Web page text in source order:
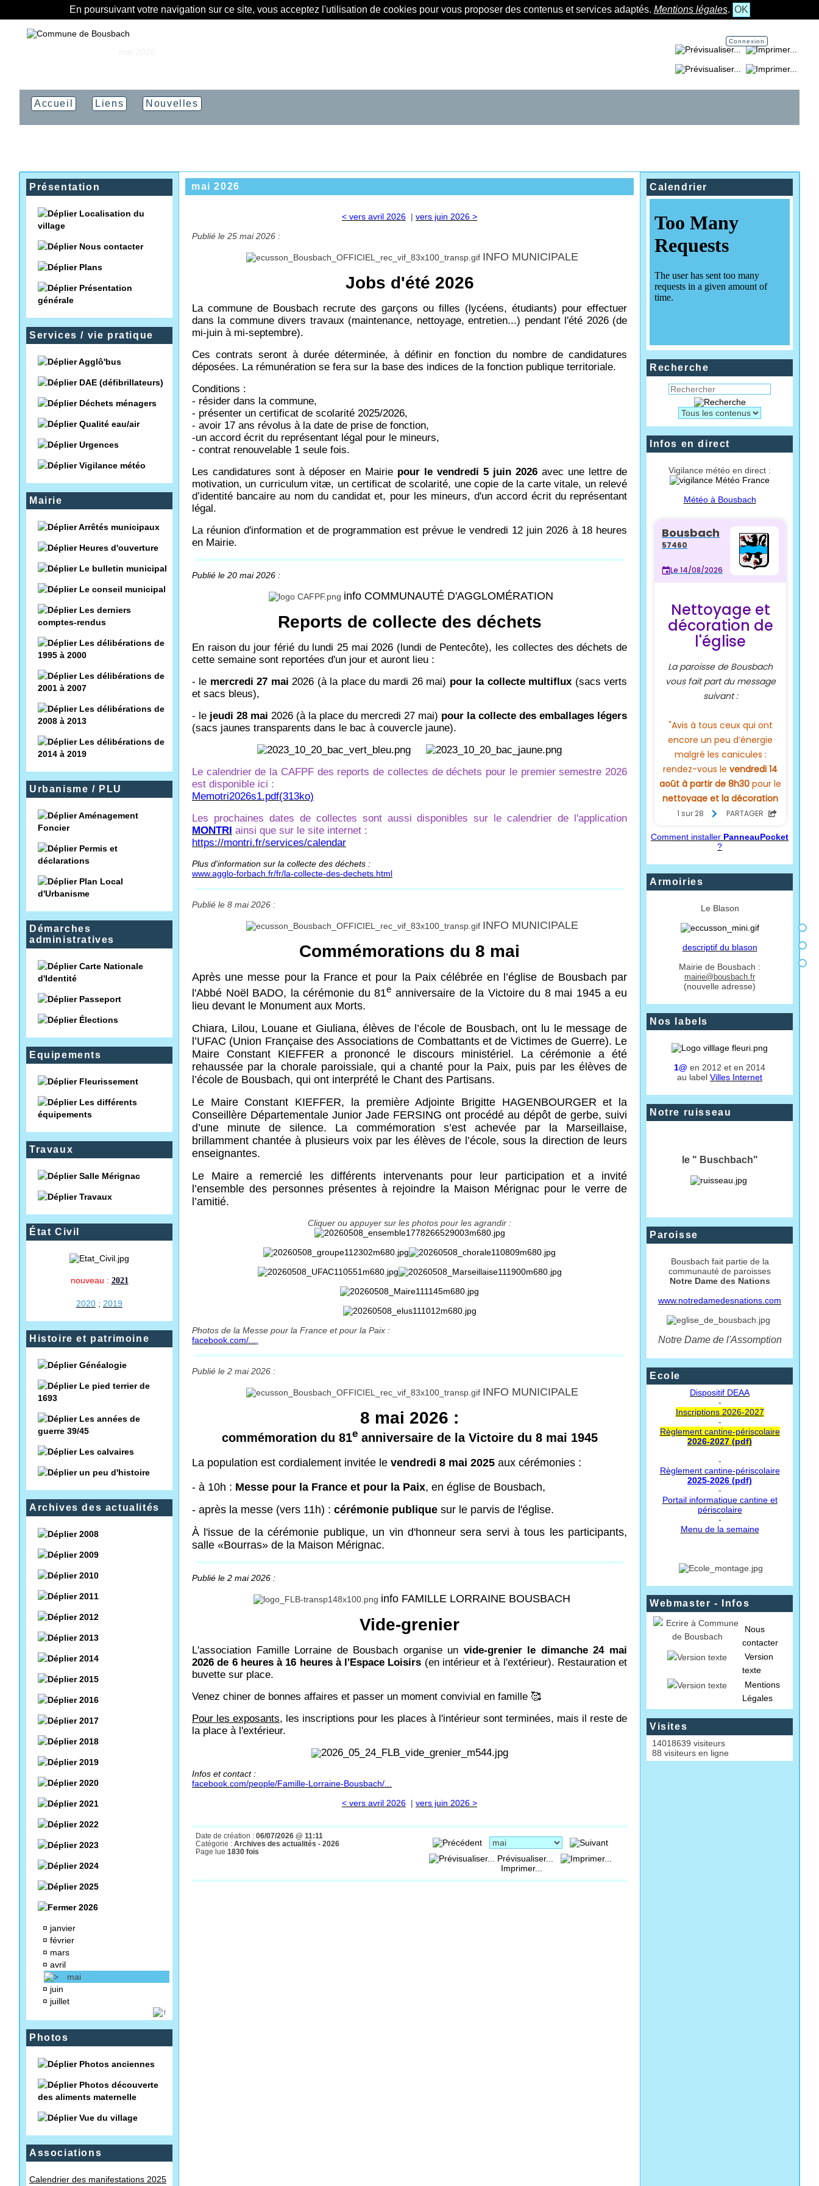
En poursuivant votre navigation sur ce site, vous acceptez l'utilisation de cookies pour vous proposer des contenus et services adaptés. Mentions légales. OK
Connexion
Accueil Liens Nouvelles
Présentation
Localisation du
village
Nous contacter
Plans
Présentation
générale
Services / vie pratique
Agglô'bus
DAE (défibrillateurs)
Déchets ménagers
Qualité eau/air
Urgences
Vigilance météo
Mairie
Arrêtés municipaux
Heures d'ouverture
Le bulletin municipal
Le conseil municipal
Les derniers
comptes-rendus
Les délibérations de
1995 à 2000
Les délibérations de
2001 à 2007
Les délibérations de
2008 à 2013
Les délibérations de
2014 à 2019
Urbanisme / PLU
Aménagement
Foncier
Permis et
déclarations
Plan Local
d'Urbanisme
Démarches
administratives
Carte Nationale
d'Identité
Passeport
Élections
Equipements
Fleurissement
Les différents
équipements
Travaux
Salle Mérignac
Travaux
État Civil
nouveau : 2021
2020 ; 2019
Histoire et patrimoine
Généalogie
Le pied terrier de
1693
Les années de
guerre 39/45
Les calvaires
un peu d'histoire
Archives des actualités
2008
2009
2010
2011
2012
2013
2014
2015
2016
2017
2018
2019
2020
2021
2022
2023
2024
2025
2026
¤ janvier
¤ février
¤ mars
¤ avril
mai
¤ juin
¤ juillet
Photos
Photos anciennes
Photos découverte
des aliments maternelle
Vue du village
Associations
Calendrier des manifestations 2025
mai 2026
< vers avril 2026 | vers juin 2026 >
Publié le 25 mai 2026 :
INFO MUNICIPALE
Jobs d'été 2026
La commune de Bousbach recrute des garçons ou filles (lycéens, étudiants) pour effectuer
dans la commune divers travaux (maintenance, nettoyage, entretien...) pendant l'été 2026 (de
mi-juin à mi-septembre).
Ces contrats seront à durée déterminée, à définir en fonction du nombre de candidatures
déposées. La rémunération se fera sur la base des indices de la fonction publique territoriale.
Conditions :
- résider dans la commune,
- présenter un certificat de scolarité 2025/2026,
- avoir 17 ans révolus à la date de prise de fonction,
-un accord écrit du représentant légal pour le mineurs,
- contrat renouvelable 1 seule fois.
Les candidatures sont à déposer en Mairie pour le vendredi 5 juin 2026 avec une lettre de
motivation, un curriculum vitæ, un certificat de scolarité, une copie de la carte vitale, un relevé
d’identité bancaire au nom du candidat et, pour les mineurs, d'un accord écrit du représentant
légal.
La réunion d'information et de programmation est prévue le vendredi 12 juin 2026 à 18 heures
en Mairie.
Publié le 20 mai 2026 :
info COMMUNAUTÉ D'AGGLOMÉRATION
Reports de collecte des déchets
En raison du jour férié du lundi 25 mai 2026 (lundi de Pentecôte), les collectes des déchets de
cette semaine sont reportées d'un jour et auront lieu :
- le mercredi 27 mai 2026 (à la place du mardi 26 mai) pour la collecte multiflux (sacs verts
et sacs bleus),
- le jeudi 28 mai 2026 (à la place du mercredi 27 mai) pour la collecte des emballages légers
(sacs jaunes transparents dans le bac à couvercle jaune).
Le calendrier de la CAFPF des reports de collectes de déchets pour le premier semestre 2026
est disponible ici :
Memotri2026s1.pdf(313ko)
Les prochaines dates de collectes sont aussi disponibles sur le calendrier de l'application
MONTRI ainsi que sur le site internet :
https://montri.fr/services/calendar
Plus d'information sur la collecte des déchets :
www.agglo-forbach.fr/fr/la-collecte-des-dechets.html
Publié le 8 mai 2026 :
INFO MUNICIPALE
Commémorations du 8 mai
Après une messe pour la France et pour la Paix célébrée en l’église de Bousbach par
l'Abbé Noël BADO, la cérémonie du 81e anniversaire de la Victoire du 8 mai 1945 a eu
lieu devant le Monument aux Morts.
Chiara, Lilou, Louane et Giuliana, élèves de l’école de Bousbach, ont lu le message de
l’UFAC (Union Française des Associations de Combattants et de Victimes de Guerre). Le
Maire Constant KIEFFER a prononcé le discours ministériel. La cérémonie a été
rehaussée par la chorale paroissiale, qui a chanté pour la Paix, puis par les élèves de
l’école de Bousbach, qui ont interprété le Chant des Partisans.
Le Maire Constant KIEFFER, la première Adjointe Brigitte HAGENBOURGER et la
Conseillère Départementale Junior Jade FERSING ont procédé au dépôt de gerbe, suivi
d’une minute de silence. La commémoration s’est achevée par la Marseillaise,
brillamment chantée à plusieurs voix par les élèves de l’école, sous la direction de leurs
enseignantes.
Le Maire a remercié les différents intervenants pour leur participation et a invité
l’ensemble des personnes présentes à rejoindre la Maison Mérignac pour le verre de
l’amitié.
Cliquer ou appuyer sur les photos pour les agrandir :
Photos de la Messe pour la France et pour la Paix :
facebook.com/...
Publié le 2 mai 2026 :
INFO MUNICIPALE
8 mai 2026 :
commémoration du 81eanniversaire de la Victoire du 8 mai 1945
La population est cordialement invitée le vendredi 8 mai 2025 aux cérémonies :
- à 10h : Messe pour la France et pour la Paix, en église de Bousbach,
- après la messe (vers 11h) : cérémonie publique sur le parvis de l'église.
À l'issue de la cérémonie publique, un vin d'honneur sera servi à tous les participants,
salle «Bourras» de la Maison Mérignac.
Publié le 2 mai 2026 :
info FAMILLE LORRAINE BOUSBACH
Vide-grenier
L'association Famille Lorraine de Bousbach organise un vide-grenier le dimanche 24 mai
2026 de 6 heures à 16 heures à l'Espace Loisirs (en intérieur et à l'extérieur). Restauration et
buvette sur place.
Venez chiner de bonnes affaires et passer un moment convivial en famille 🥰
Pour les exposants, les inscriptions pour les places à l'intérieur sont terminées, mais il reste de
la place à l'extérieur.
Infos et contact :
facebook.com/people/Famille-Lorraine-Bousbach/...
< vers avril 2026 | vers juin 2026 >
Date de création : 06/07/2026 @ 11:11
Catégorie : Archives des actualités - 2026
Page lue 1830 fois
Prévisualiser...
Imprimer...
Calendrier
Recherche
Infos en direct
Vigilance météo en direct :
Météo à Bousbach
Comment installer PanneauPocket
?
Armoiries
Le Blason
descriptif du blason
Mairie de Bousbach :
mairie@bousbach.fr
(nouvelle adresse)
Nos labels
1@ en 2012 et en 2014
au label Villes Internet
Notre ruisseau
le " Buschbach"
Paroisse
Bousbach fait partie de la
communauté de paroisses
Notre Dame des Nations
www.notredamedesnations.com
Notre Dame de l'Assomption
Ecole
Dispositif DEAA
-
Inscriptions 2026-2027
-
Règlement cantine-périscolaire
2026-2027 (pdf)
-
Règlement cantine-périscolaire
2025-2026 (pdf)
-
Portail informatique cantine et
périscolaire
-
Menu de la semaine
Webmaster - Infos
Nous
contacter
Version
texte
Mentions
Légales
Visites
14018639 visiteurs
88 visiteurs en ligne